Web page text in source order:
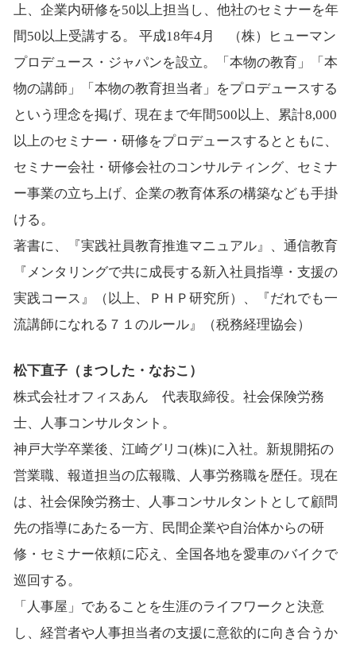
上、企業内研修を50以上担当し、他社のセミナーを年
間50以上受講する。 平成18年4月 （株）ヒューマン
プロデュース・ジャパンを設立。「本物の教育」「本
物の講師」「本物の教育担当者」をプロデュースする
という理念を掲げ、現在まで年間500以上、累計8,000
以上のセミナー・研修をプロデュースするとともに、
セミナー会社・研修会社のコンサルティング、セミナ
ー事業の立ち上げ、企業の教育体系の構築なども手掛
ける。
著書に、『実践社員教育推進マニュアル』、通信教育
『メンタリングで共に成長する新入社員指導・支援の
実践コース』（以上、ＰＨＰ研究所）、『だれでも一
流講師になれる７１のルール』（税務経理協会）
松下直子（まつした・なおこ）
株式会社オフィスあん 代表取締役。社会保険労務
士、人事コンサルタント。
神戸大学卒業後、江崎グリコ(株)に入社。新規開拓の
営業職、報道担当の広報職、人事労務職を歴任。現在
は、社会保険労務士、人事コンサルタントとして顧問
先の指導にあたる一方、民間企業や自治体からの研
修・セミナー依頼に応え、全国各地を愛車のバイクで
巡回する。
「人事屋」であることを生涯のライフワークと決意
し、経営者や人事担当者の支援に意欲的に向き合うか